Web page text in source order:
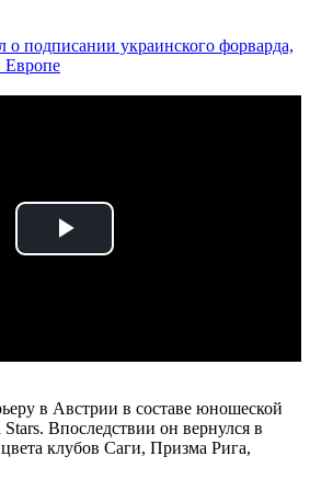
о подписании украинского форварда,
Play
в Австрии в составе юношеской
Впоследствии он вернулся в
клубов Саги, Призма Рига,